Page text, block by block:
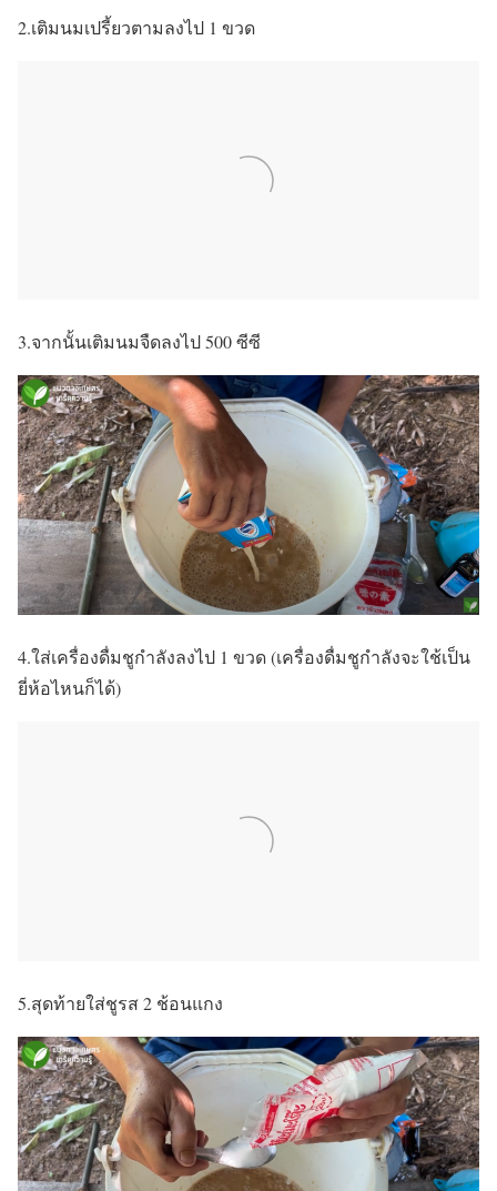
2.เติมนมเปรี้ยวตามลงไป 1 ขวด
3.จากนั้นเติมนมจืดลงไป 500 ซีซี
4.ใส่เครื่องดื่มชูกำลังลงไป 1 ขวด (เครื่องดื่มชูกำลังจะใช้เป็น
ยี่ห้อไหนก็ได้)
5.สุดท้ายใส่ชูรส 2 ช้อนแกง